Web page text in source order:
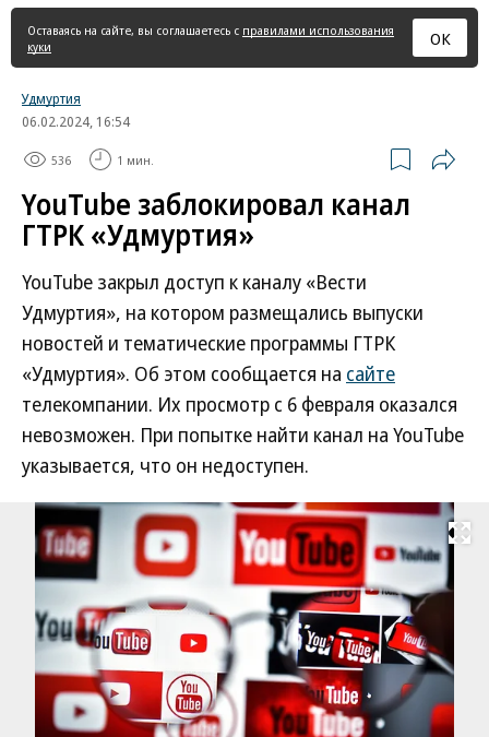
страница
Оставаясь на сайте, вы соглашаетесь с правилами использования
куки
ОК
Удмуртия
06.02.2024, 16:54
536 1 мин.
YouTube заблокировал канал
ГТРК «Удмуртия»
YouTube закрыл доступ к каналу «Вести
Удмуртия», на котором размещались выпуски
новостей и тематические программы ГТРК
«Удмуртия». Об этом сообщается на сайте
телекомпании. Их просмотр с 6 февраля оказался
невозможен. При попытке найти канал на YouTube
указывается, что он недоступен.
Развернуть